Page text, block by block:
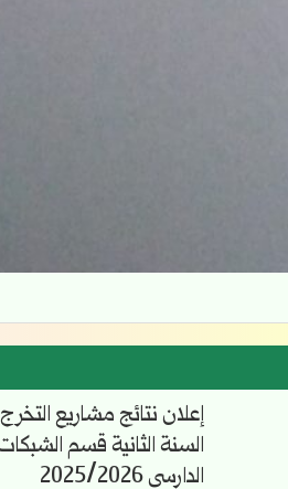
إعلان نتائج مشاريع
السنة الثانية قسم
الدارسي 2025/2026